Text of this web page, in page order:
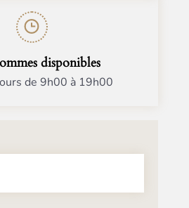
disponibles
de 9h00 à 19h00